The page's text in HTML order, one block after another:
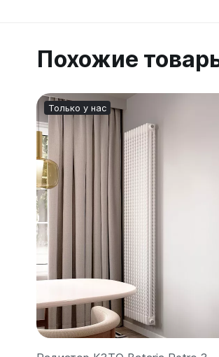
Похожие
Только у нас